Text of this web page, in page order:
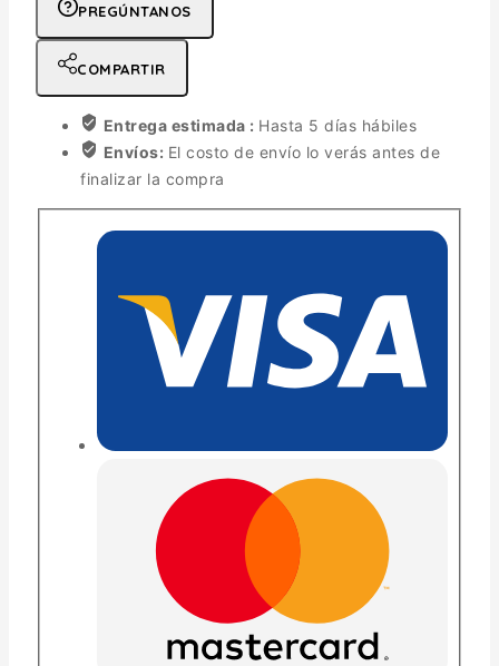
PREGÚNTANOS
COMPARTIR
Entrega estimada : Hasta 5 días hábiles
Envíos: El costo de envío lo verás antes de
finalizar la compra